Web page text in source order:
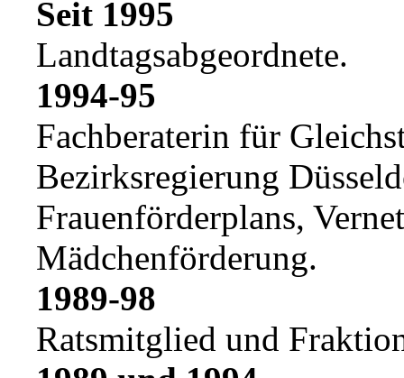
Seit 1995
Landtagsabgeordnete.
1994-95
Fachberaterin für
Bezirksregierung
Frauenförderplans,
Mädchenförderung.
1989-98
Ratsmitglied und